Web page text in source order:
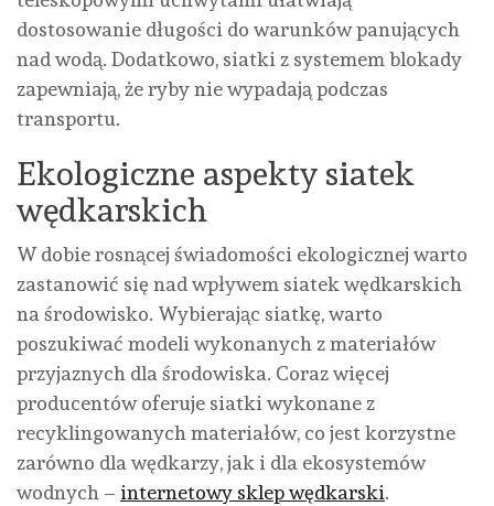
dostosowanie długości do warunków panujących
nad wodą. Dodatkowo, siatki z systemem blokady
zapewniają, że ryby nie wypadają podczas
transportu.
Ekologiczne aspekty siatek
wędkarskich
W dobie rosnącej świadomości ekologicznej warto
zastanowić się nad wpływem siatek wędkarskich
na środowisko. Wybierając siatkę, warto
poszukiwać modeli wykonanych z materiałów
przyjaznych dla środowiska. Coraz więcej
producentów oferuje siatki wykonane z
recyklingowanych materiałów, co jest korzystne
zarówno dla wędkarzy, jak i dla ekosystemów
wodnych – internetowy sklep wędkarski.